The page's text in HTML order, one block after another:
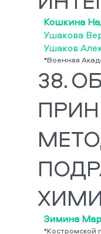
Кошкина
Ушакова
Ушаков
*Военная
38.
Зимина
*Костромской